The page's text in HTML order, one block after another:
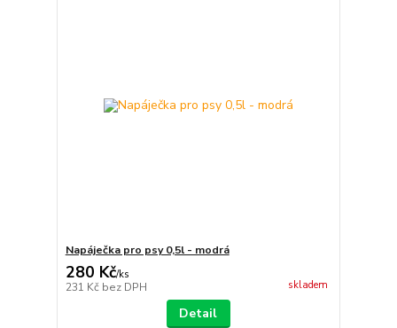
Napáječka pro psy 0,5l - modrá
280 Kč/ks
231 Kč bez DPH skladem
Detail